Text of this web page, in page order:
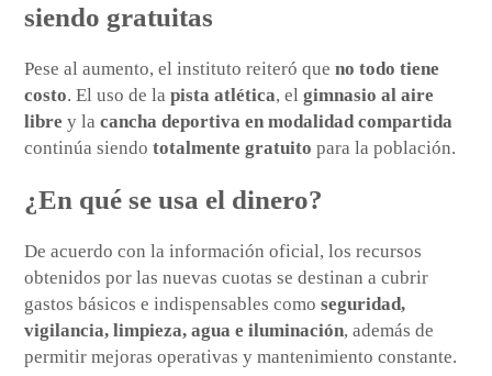
siendo gratuitas
Pese al aumento, el instituto reiteró queno todo tiene
costo. El uso de lapista atlética, elgimnasio al aire
libre y lacancha deportiva en modalidad compartida
continúa siendototalmente gratuito para la población.
¿En qué se usa el dinero?
De acuerdo con la información oficial, los recursos
obtenidos por las nuevas cuotas se destinan a cubrir
gastos básicos e indispensables comoseguridad,
vigilancia, limpieza, agua e iluminación, además de
permitir mejoras operativas y mantenimiento constante.